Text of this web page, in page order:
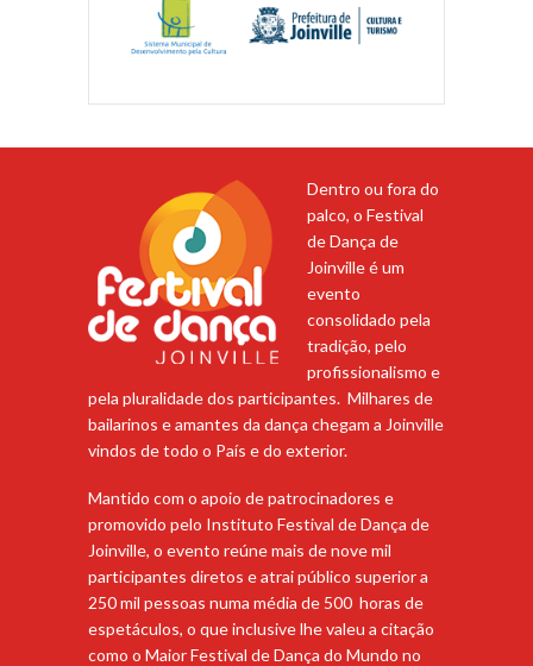
Dentro ou fora do
palco, o Festival
de Dança de
Joinville é um
evento
consolidado pela
tradição, pelo
profissionalismo e
pela pluralidade dos participantes. Milhares de
bailarinos e amantes da dança chegam a Joinville
vindos de todo o País e do exterior.
Mantido com o apoio de patrocinadores e
promovido pelo Instituto Festival de Dança de
Joinville, o evento reúne mais de nove mil
participantes diretos e atrai público superior a
250 mil pessoas numa média de 500 horas de
espetáculos, o que inclusive lhe valeu a citação
como o Maior Festival de Dança do Mundo no